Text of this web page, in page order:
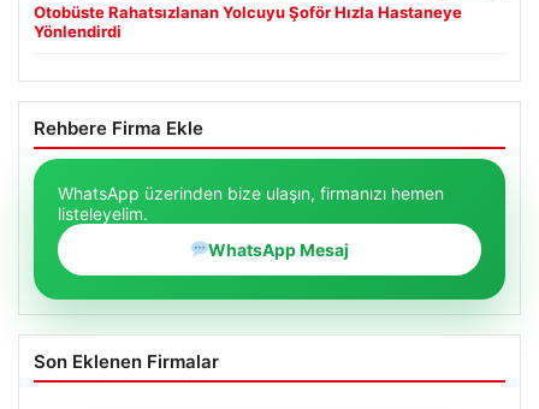
Otobüste Rahatsızlanan Yolcuyu Şoför Hızla Hastaneye
Yönlendirdi
Rehbere Firma Ekle
WhatsApp üzerinden bize ulaşın, firmanızı hemen
listeleyelim.
WhatsApp Mesaj
Son Eklenen Firmalar